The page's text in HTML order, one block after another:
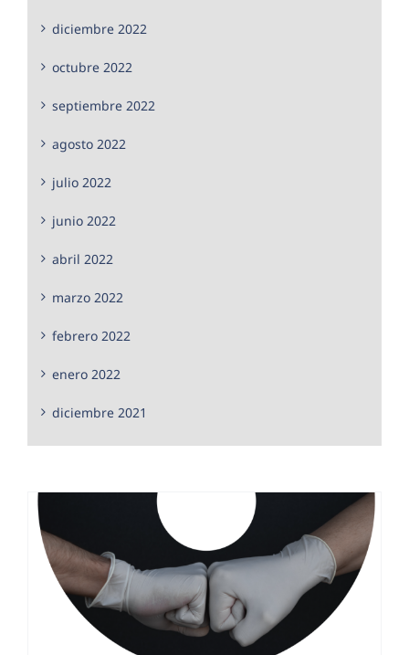
diciembre 2022
octubre 2022
septiembre 2022
agosto 2022
julio 2022
junio 2022
abril 2022
marzo 2022
febrero 2022
enero 2022
diciembre 2021